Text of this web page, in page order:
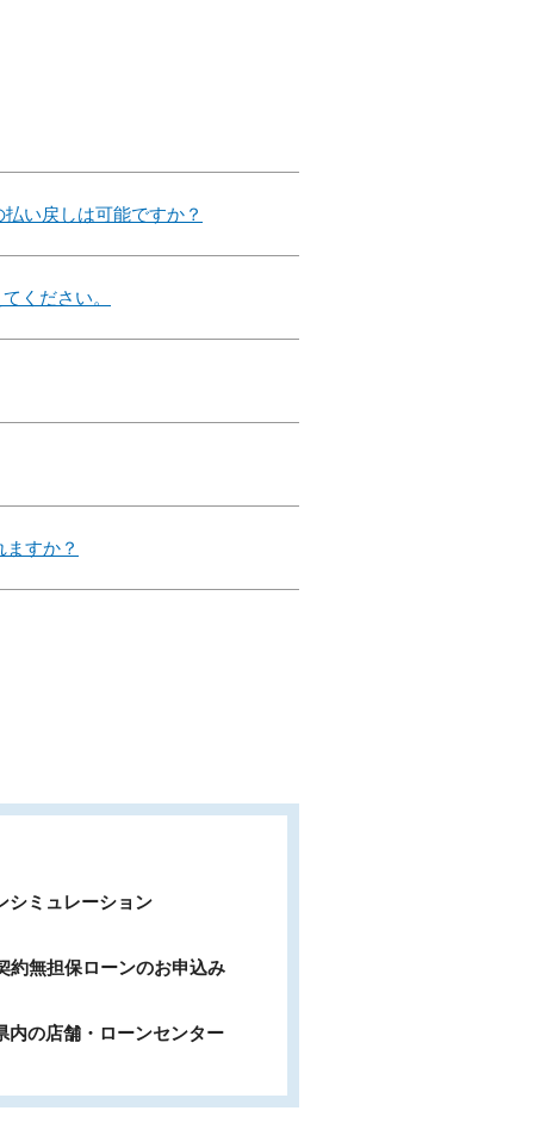
い戻しは可能ですか？
ください。
すか？
シミュレーション
約無担保ローンのお申込み
内の店舗・ローンセンター